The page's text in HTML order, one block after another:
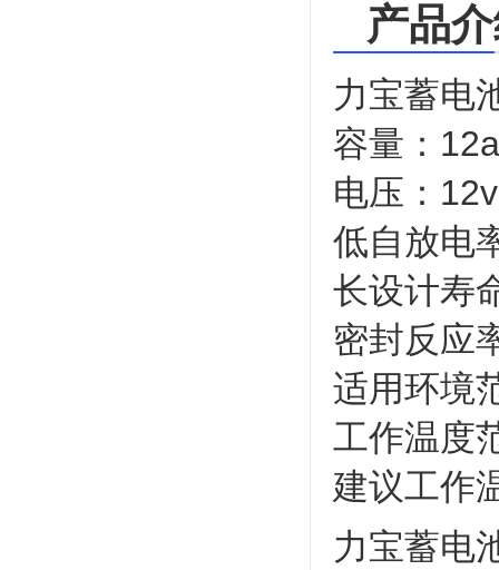
产品
力宝蓄电
容量：
电压：12v
低自放电
长设计寿
密封反应
适用环境
工作温度
建议工作
力宝蓄电